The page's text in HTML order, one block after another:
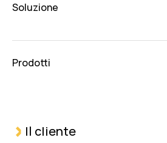
Soluzione
Prodotti
Il cliente